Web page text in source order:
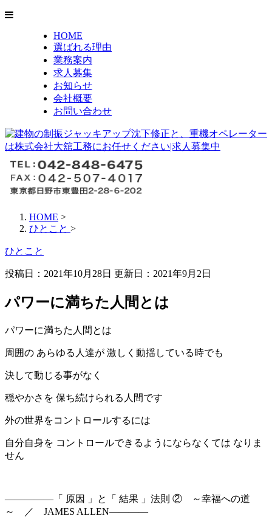
HOME
選ばれる理由
業務案内
求人募集
お知らせ
会社概要
お問い合わせ
HOME >
ひとこと >
ひとこと
投稿日：2021年10月28日 更新日： 2021年9月2日
パワーに満ちた人間とは
パワーに満ちた人間とは
周囲の あらゆる人達が 激しく動揺している時でも
決して動じる事がなく
穏やかさを 保ち続けられる人間です
外の世界をコントロールするには
自分自身を コントロールできるようにならなくては なりま
せん
—————「 原因 」と「 結果 」法則 ② ～幸福への道
～ ／ JAMES ALLEN————